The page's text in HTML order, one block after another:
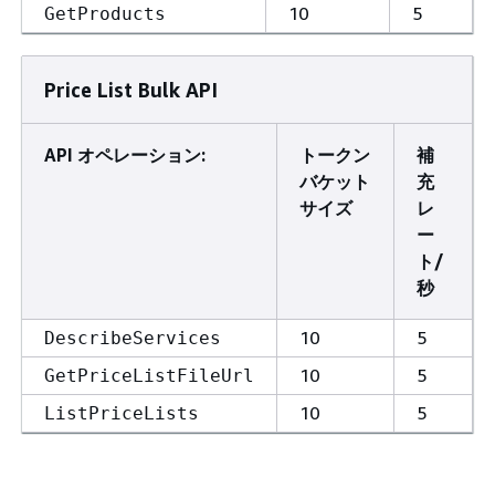
GetProducts 10 5
Price List Bulk API
API オペレーション:
トークン
バケット
サイズ
補
充
レ
ー
ト/
秒
DescribeServices 10 5
GetPriceListFileUrl 10 5
ListPriceLists 10 5